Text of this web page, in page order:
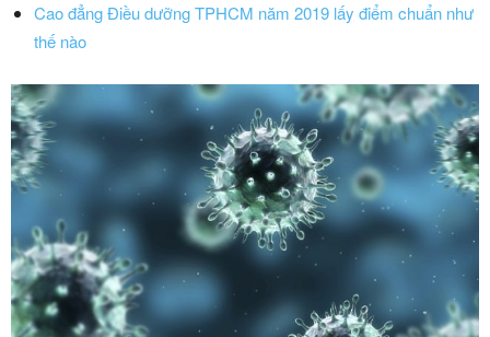
Cao đẳng Điều dưỡng TPHCM năm 2019 lấy điểm chuẩn như
thế nào